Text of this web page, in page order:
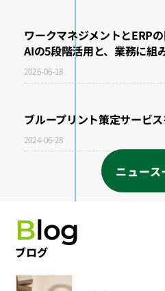
ワークマネジメントとERP
AIの5段階活用と、業務に組
2026-06-18
ブループリント策定サービス
2024-06-28
ニュース
Blog
ブログ